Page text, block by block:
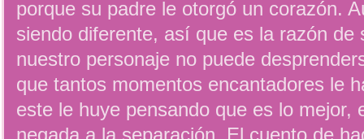
porque su padre le otorgó un corazón.
siendo diferente, así que es la razón de
nuestro personaje no puede
que tantos momentos encantadores le
este le huye pensando que es lo mejor,